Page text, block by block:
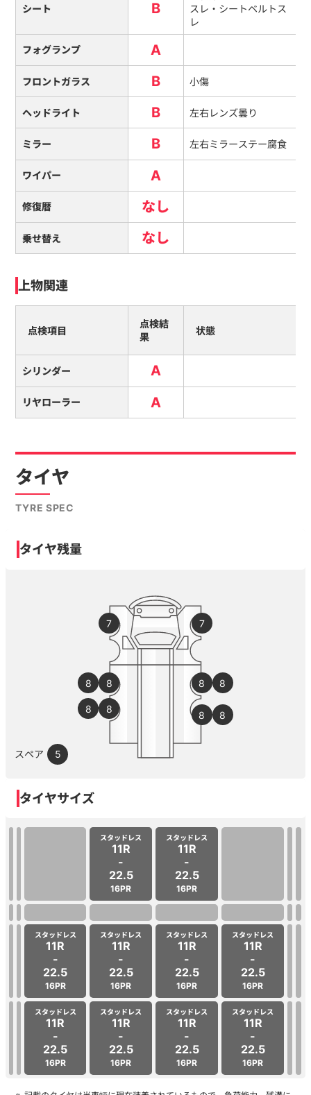
シート B
スレ・シートベルトス
レ
フォグランプ A
フロントガラス B 小傷
ヘッドライト B 左右レンズ曇り
ミラー B 左右ミラーステー腐食
ワイパー A
修復暦 なし
乗せ替え なし
上物関連
点検項目
点検結
果
状態
シリンダー A
リヤローラー A
タイヤ
TYRE SPEC
タイヤ残量
7 7
8
8 8 8
8
8
8 8
スペア 5
タイヤサイズ
スタッドレス
11R
-
22.5
16PR
スタッドレス
11R
-
22.5
16PR
スタッドレス
11R
-
22.5
16PR
スタッドレス
11R
-
22.5
16PR
スタッドレス
11R
-
22.5
16PR
スタッドレス
11R
-
22.5
16PR
スタッドレス
11R
-
22.5
16PR
スタッドレス
11R
-
22.5
16PR
スタッドレス
11R
-
22.5
16PR
スタッドレス
11R
-
22.5
16PR